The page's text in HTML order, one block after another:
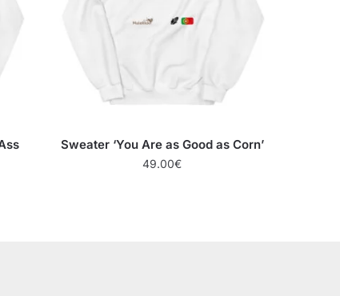
Sweater ‘You Are as Good as Corn’
49.00€